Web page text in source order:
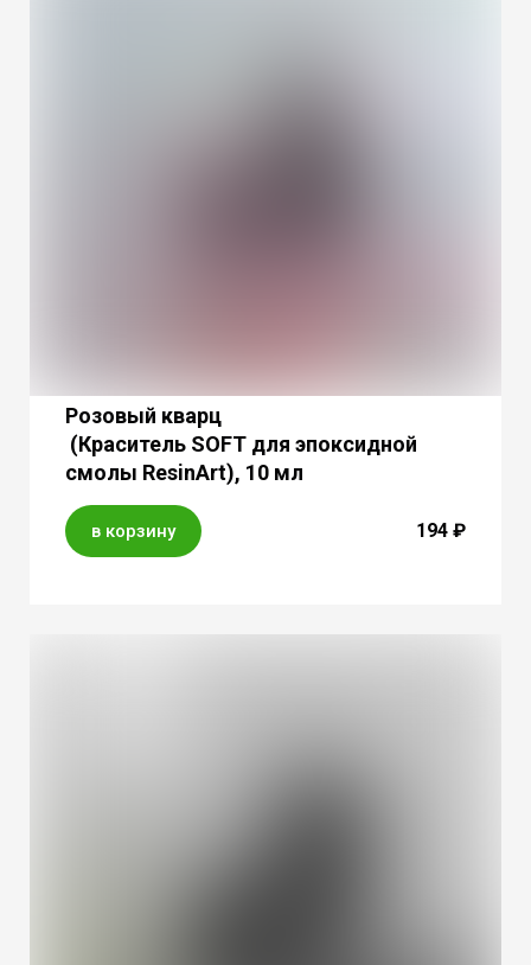
Розовый кварц
(Краситель SOFT для эпоксидной
смолы ResinArt), 10 мл
в корзину 194 ₽